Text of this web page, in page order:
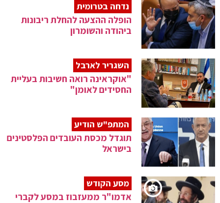
נדחה בטרומית
הופלה ההצעה להחלת ריבונות
ביהודה והשומרון
השגריר לארבל
"אוקראינה רואה חשיבות בעליית
החסידים לאומן"
המתפ"ש הודיע
תוגדל מכסת העובדים הפלסטינים
בישראל
מסע הקודש
אדמו"ר ממעזבוז במסע לקברי